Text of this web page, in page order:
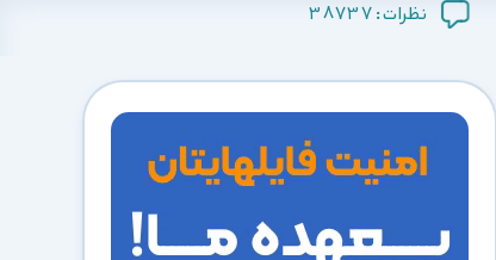
نظرات :38737